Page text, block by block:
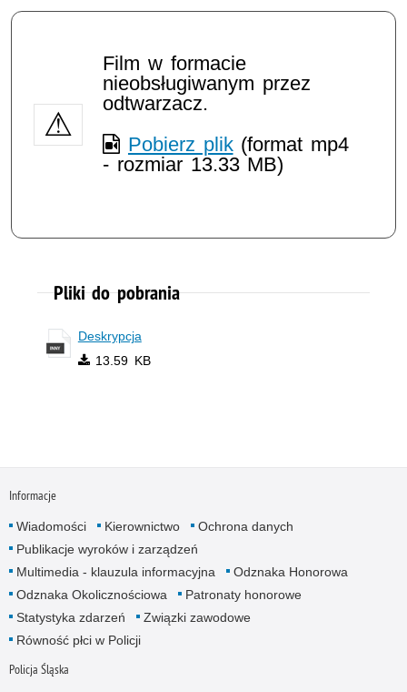
Film w formacie
nieobsługiwanym przez
odtwarzacz.
Pobierz plik(format mp4
- rozmiar 13.33 MB)
Pliki do pobrania
Deskrypcja
13.59 KB
Informacje
Wiadomości Kierownictwo
Ochrona danych
Publikacje wyroków i zarządzeń
Multimedia - klauzula informacyjna
Odznaka Honorowa
Odznaka Okolicznościowa
Patronaty honorowe
Statystyka zdarzeń
Związki zawodowe
Równość płci w Policji
Policja Śląska